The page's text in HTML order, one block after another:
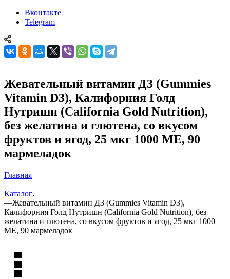
Вконтакте
Telegram
Жевательный витамин Д3 (Gummies
Vitamin D3), Калифорния Голд
Нутришн (California Gold Nutrition),
без желатина и глютена, со вкусом
фруктов и ягод, 25 мкг 1000 МЕ, 90
мармеладок
Главная
—
Каталог
—Жевательный витамин Д3 (Gummies Vitamin D3),
Калифорния Голд Нутришн (California Gold Nutrition), без
желатина и глютена, со вкусом фруктов и ягод, 25 мкг 1000
МЕ, 90 мармеладок